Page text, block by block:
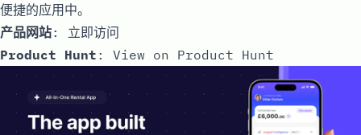
便捷的应用中。
产品网站: 立即访问
Product Hunt : View on Product Hunt